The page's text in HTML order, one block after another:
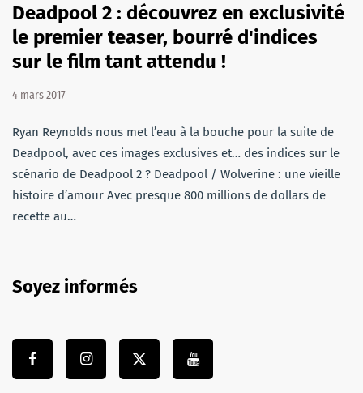
Deadpool 2 : découvrez en exclusivité
le premier teaser, bourré d'indices
sur le film tant attendu !
4 mars 2017
Ryan Reynolds nous met l’eau à la bouche pour la suite de
Deadpool, avec ces images exclusives et… des indices sur le
scénario de Deadpool 2 ? Deadpool / Wolverine : une vieille
histoire d’amour Avec presque 800 millions de dollars de
recette au…
Soyez informés